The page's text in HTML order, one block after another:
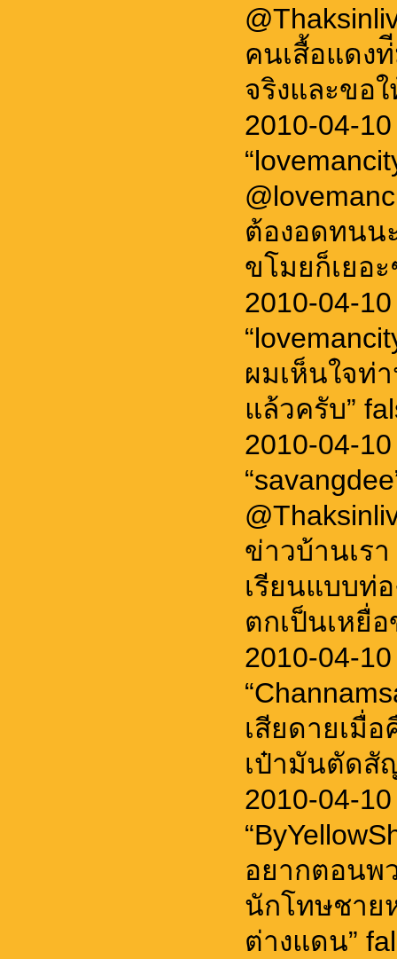
คนเสื้อแดง
จริงและขอ
2010-04-
ต้องอดทนน
ขโมยก็เยอ
2010-04-
ผมเห็นใจท่
แล้วครับ”
2010-04-
ข่าวบ้านเร
เรียนแบบท่
ตกเป็นเหยื่
2010-04-
เสียดายเมื่
เป๋ามันตัดสั
2010-04-
อยากตอนพ
นักโทษชาย
ต่างแดน”